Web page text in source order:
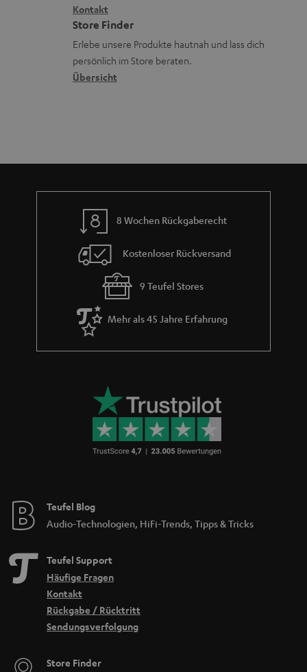
n
d
a
r
a
n
R
ü
c
k
m
i
k
o
n
t
d
a
t
Kontakt
Store Finder
Erlebe unsere Produkte hautnah und lass dich
persönlich im Store beraten.
Übersicht
8 Wochen Rückgaberecht
Kostenloser Rückversand
9 Teufel Stores
Mehr als 45 Jahre Erfahrung
Teufel Blog
Audio-Technologien, HiFi-Trends, Tipps & Tricks
Teufel Support
Häufige Fragen
Kontakt
Rückgabe / Rücktritt
Sendungsverfolgung
Store Finder